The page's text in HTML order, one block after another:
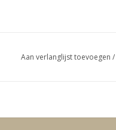
Aan verlanglijst toevoegen /